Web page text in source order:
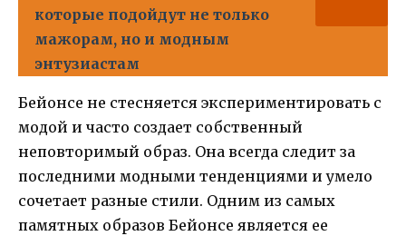
которые подойдут не только
мажорам, но и модным
энтузиастам
Бейонсе не стесняется экспериментировать с
модой и часто создает собственный
неповторимый образ. Она всегда следит за
последними модными тенденциями и умело
сочетает разные стили. Одним из самых
памятных образов Бейонсе является ее